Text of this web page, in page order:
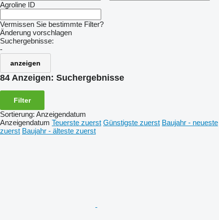
Agroline ID
Vermissen Sie bestimmte Filter?
Änderung vorschlagen
Suchergebnisse:
-
anzeigen
84 Anzeigen: Suchergebnisse
Filter
Sortierung: Anzeigendatum
Anzeigendatum Teuerste zuerst Günstigste zuerst Baujahr - neueste
zuerst Baujahr - älteste zuerst